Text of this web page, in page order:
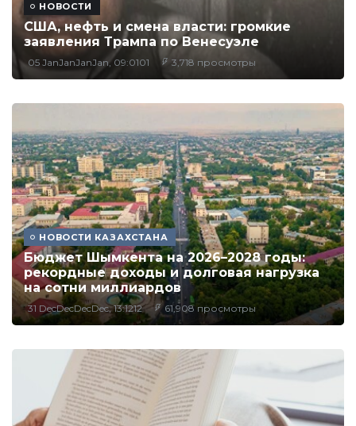
НОВОСТИ
США, нефть и смена власти: громкие
заявления Трампа по Венесуэле
05 JanJanJanJan, 09:0101 3,718 просмотры
НОВОСТИ КАЗАХСТАНА
Бюджет Шымкента на 2026–2028 годы:
рекордные доходы и долговая нагрузка
на сотни миллиардов
31 DecDecDecDec, 13:1212 61,908 просмотры